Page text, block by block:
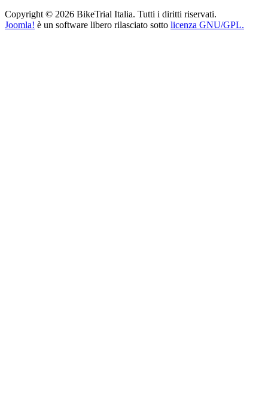
Copyright © 2026 BikeTrial Italia. Tutti i diritti riservati.
Joomla! è un software libero rilasciato sotto licenza GNU/GPL.